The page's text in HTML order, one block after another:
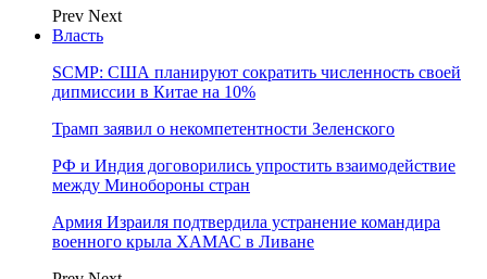
Prev Next
Власть
SCMP: США планируют сократить численность своей
дипмиссии в Китае на 10%
Трамп заявил о некомпетентности Зеленского
РФ и Индия договорились упростить взаимодействие
между Минобороны стран
Армия Израиля подтвердила устранение командира
военного крыла ХАМАС в Ливане